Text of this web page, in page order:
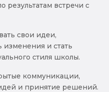
результатам встречи с
свои идеи,
изменения и стать
стиля школы.
коммуникации,
и принятие решений.